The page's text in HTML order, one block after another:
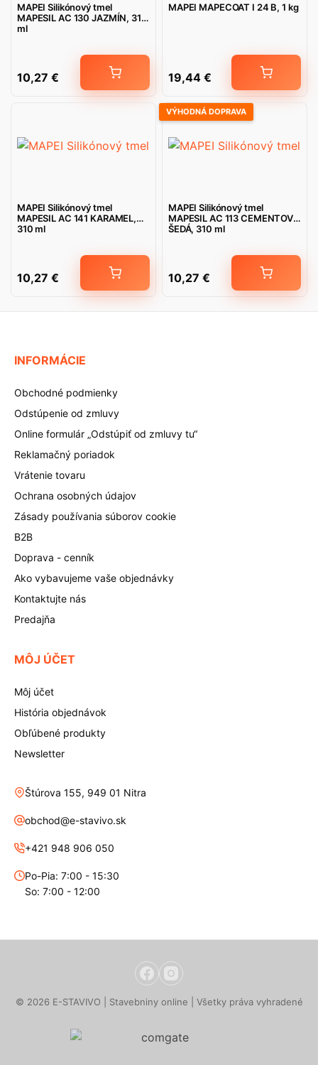
MAPEI Silikónový tmel
MAPESIL AC 130 JAZMÍN, 310
ml
10,27 €
MAPEI MAPECOAT I 24 B, 1 kg
19,44 €
MAPEI Silikónový tmel
MAPESIL AC 141 KARAMEL,
310 ml
10,27 €
VÝHODNÁ DOPRAVA
MAPEI Silikónový tmel
MAPESIL AC 113 CEMENTOVO
ŠEDÁ, 310 ml
10,27 €
INFORMÁCIE
Obchodné podmienky
Odstúpenie od zmluvy
Online formulár „Odstúpiť od zmluvy tu“
Reklamačný poriadok
Vrátenie tovaru
Ochrana osobných údajov
Zásady používania súborov cookie
B2B
Doprava - cenník
Ako vybavujeme vaše objednávky
Kontaktujte nás
Predajňa
MÔJ ÚČET
Môj účet
História objednávok
Obľúbené produkty
Newsletter
Štúrova 155, 949 01 Nitra
obchod@e-stavivo.sk
+421 948 906 050
Po-Pia: 7:00 - 15:30
So: 7:00 - 12:00
© 2026 E-STAVIVO | Stavebniny online | Všetky práva vyhradené